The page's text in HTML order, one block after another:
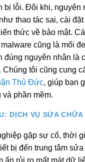
bị lỗi. Đôi khi, nguyên
thao tác sai, cài
thức về bảo mật.
cũng là mối
đúng nguyên nhân là
Chúng tôi cũng cung
Thủ Đức, giúp bạn
phần mềm.
DỊCH VỤ SỬA CHỮA
gặp sự cố, thời
bị đến trung tâm
ẩn rủi ro mất mát dữ